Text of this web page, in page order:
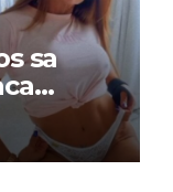
sa
je